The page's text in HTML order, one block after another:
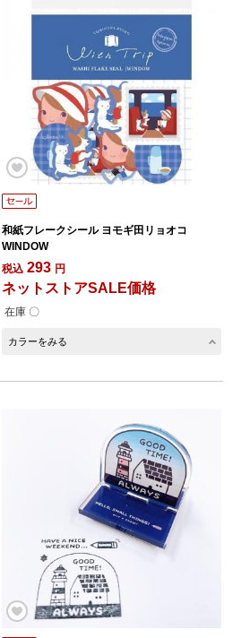
和紙フレークシール ヨモギ田リョオコ
WINDOW
税込 293 円
ネットストアSALE価格
在庫 〇
カラーをみる